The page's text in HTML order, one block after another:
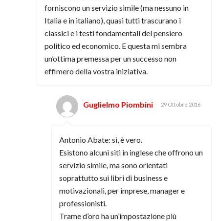
forniscono un servizio simile (ma nessuno in
Italia e in italiano), quasi tutti trascurano i
classici e i testi fondamentali del pensiero
politico ed economico. E questa mi sembra
un’ottima premessa per un successo non
effimero della vostra iniziativa.
Guglielmo Piombini 29 Ottobre 2016
Antonio Abate: sì, è vero.
Esistono alcuni siti in inglese che offrono un
servizio simile, ma sono orientati
soprattutto sui libri di business e
motivazionali, per imprese, manager e
professionisti.
Trame d’oro ha un’impostazione più